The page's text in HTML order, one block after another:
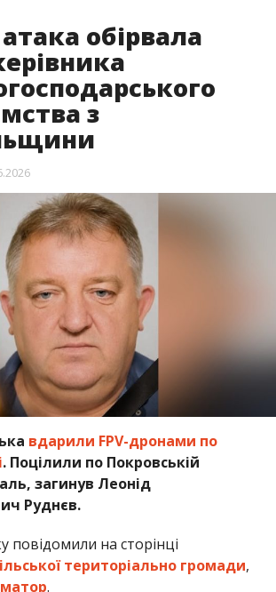
обірвала
з
вдарили FPV-дронами по
. Поцілили по Покровській
загинув Леонід
Руднєв.
повідомили на сторінці
територіально громади,
.